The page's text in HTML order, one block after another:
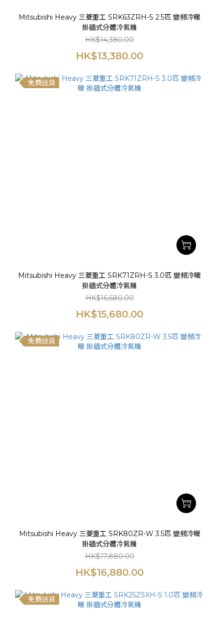
Mitsubishi Heavy 三菱重工 SRK63ZRH-S 2.5匹 變頻冷暖
掛牆式分體冷氣機
HK$14,380.00
HK$13,380.00
免費送貨
Mitsubishi Heavy 三菱重工 SRK71ZRH-S 3.0匹 變頻冷暖
掛牆式分體冷氣機
HK$16,680.00
HK$15,680.00
免費送貨
Mitsubishi Heavy 三菱重工 SRK80ZR-W 3.5匹 變頻冷暖
掛牆式分體冷氣機
HK$17,880.00
HK$16,880.00
免費送貨